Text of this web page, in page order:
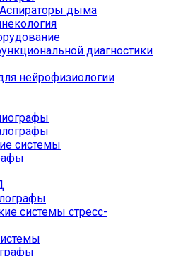
дыма
диагностики
нейрофизиологии
системы
системы стресс-